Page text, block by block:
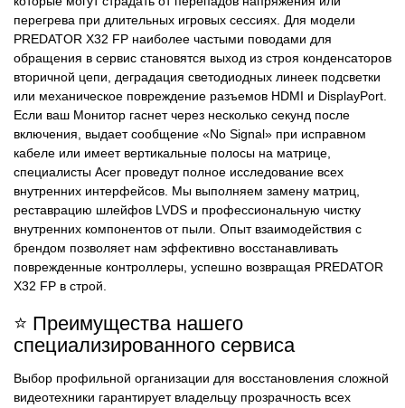
перегрева при длительных игровых сессиях. Для модели
PREDATOR X32 FP наиболее частыми поводами для
обращения в сервис становятся выход из строя конденсаторов
вторичной цепи, деградация светодиодных линеек подсветки
или механическое повреждение разъемов HDMI и DisplayPort.
Если ваш Монитор гаснет через несколько секунд после
включения, выдает сообщение «No Signal» при исправном
кабеле или имеет вертикальные полосы на матрице,
специалисты Acer проведут полное исследование всех
внутренних интерфейсов. Мы выполняем замену матриц,
реставрацию шлейфов LVDS и профессиональную чистку
внутренних компонентов от пыли. Опыт взаимодействия с
брендом позволяет нам эффективно восстанавливать
поврежденные контроллеры, успешно возвращая PREDATOR
X32 FP в строй.
⭐ Преимущества нашего
специализированного сервиса
Выбор профильной организации для восстановления сложной
видеотехники гарантирует владельцу прозрачность всех